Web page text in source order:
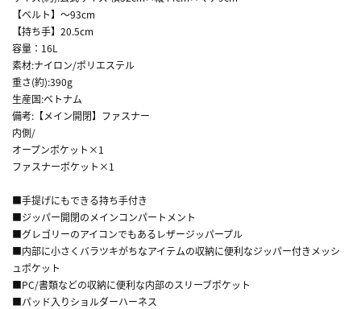
【ベルト】～93cm
【持ち手】20.5cm
容量：16L
素材:ナイロン/ポリエステル
重さ(約):390g
生産国:ベトナム
備考:【メイン開閉】ファスナー
内側/
オープンポケット×1
ファスナーポケット×1
■手提げにもできる持ち手付き
■ジッパー開閉のメインコンパートメント
■グレゴリーのアイコンでもあるレザージッパープル
■内部に小さくバラツキがちなアイテムの収納に便利なジッパー付きメッシ
ュポケット
■PC/書類などの収納に便利な内部のスリーブポケット
■パッド入りショルダーハーネス